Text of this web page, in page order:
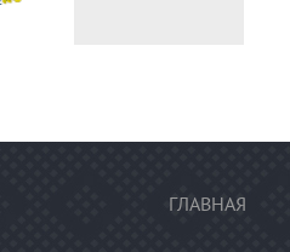
ГЛАВНАЯ